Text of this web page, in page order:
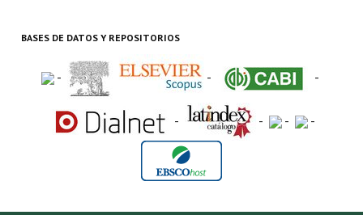
BASES DE DATOS Y REPOSITORIOS
- - -
- - - -